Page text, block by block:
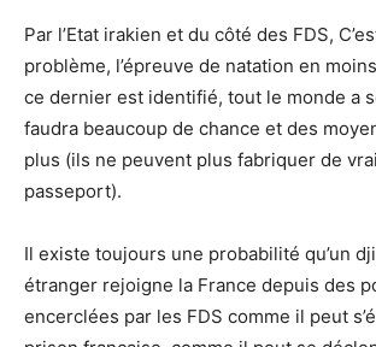
Par l’Etat irakien et du côté des FDS,
problème, l’épreuve de natation en
ce dernier est identifié, tout le monde a
faudra beaucoup de chance et des
plus (ils ne peuvent plus fabriquer de
passeport).
Il existe toujours une probabilité qu’un
étranger rejoigne la France depuis des
encerclées par les FDS comme il peut